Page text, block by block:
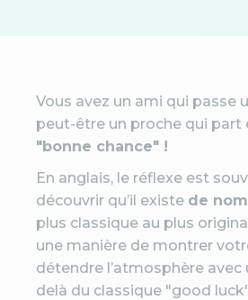
Vous avez un ami qui passe
peut-être un proche qui part
"bonne chance" !
En anglais, le réflexe est
découvrir qu’il existe de
plus classique au plus
une manière de montrer
détendre l’atmosphère avec
delà du classique "good